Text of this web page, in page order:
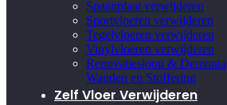
Spaanplaat verwijderen
Sportvloeren verwijderen
Tegelvloeren verwijderen
Vinylvloeren verwijderen
Renovatiesloop &
Wanden en Stoffering
Zelf Vloer Verwijderen